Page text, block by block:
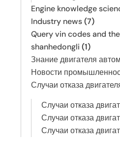
Engine knowledge
Industry news(7)
Query vin codes and
shanhedongli (1)
Знание двигателя
Новости
Случаи отказа
Случаи отказа
Случаи отказа
Случаи отказа